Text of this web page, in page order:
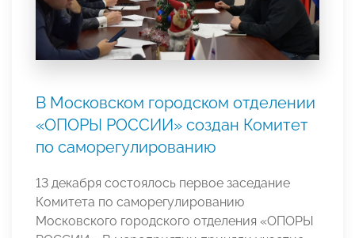
В Московском городском отделении
«ОПОРЫ РОССИИ» создан Комитет
по саморегулированию
13 декабря состоялось первое заседание
Комитета по саморегулированию
Московского городского отделения «ОПОРЫ